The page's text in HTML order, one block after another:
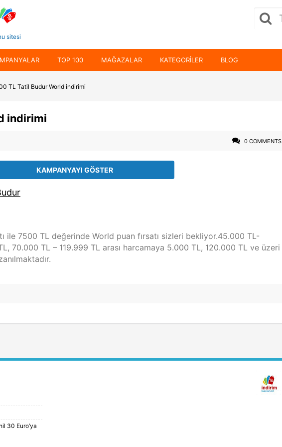
sitesi
TOP 100 MAĞAZALAR KATEGORILER BLOG
TL Tatil Budur World indirimi
indirimi
0 COMMENTS
KAMPANYAYI GÖSTER
ile 7500 TL değerinde World puan fırsatı sizleri bekliyor.45.000 TL-
70.000 TL – 119.999 TL arası harcamaya 5.000 TL, 120.000 TL ve üzeri
30 Euro’ya